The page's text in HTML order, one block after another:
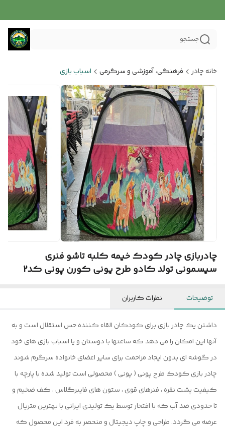
جستجو
خانه چادر فرهنگی، آموزشی و سرگرمی اسباب بازی
چادربازی چادر کودک خیمه کلبه تاشو فنری
سیسمونی تولد کادو طرح یونی کورن پونی کد2
توضیحات نظرات کاربران
داشتن یک چادر بازی برای کودکان القاء کننده حس استقلال است و به
آنها این امکان را می دهد که ساعتها با دوستان و یا اسباب بازی های خود
در گوشه ای بدون ایجاد مزاحمت برای سایر اعضای خانواده سرگرم شوند
چادر بازی کودک طرح پونی ( پونی ) محصولی است تولید شده با پارچه با
کیفیت پشت نقره ، فنرهای قوی ، ستون های فایبرگلاس ، کف ضخیم و
تا حدودی ضد آب که با افتخار توسط یک تولیدی ایرانی با بهترین متریال
عرضه می گردد. طراحی و چاپ دیجیتال و منحصر به فرد این محصول که